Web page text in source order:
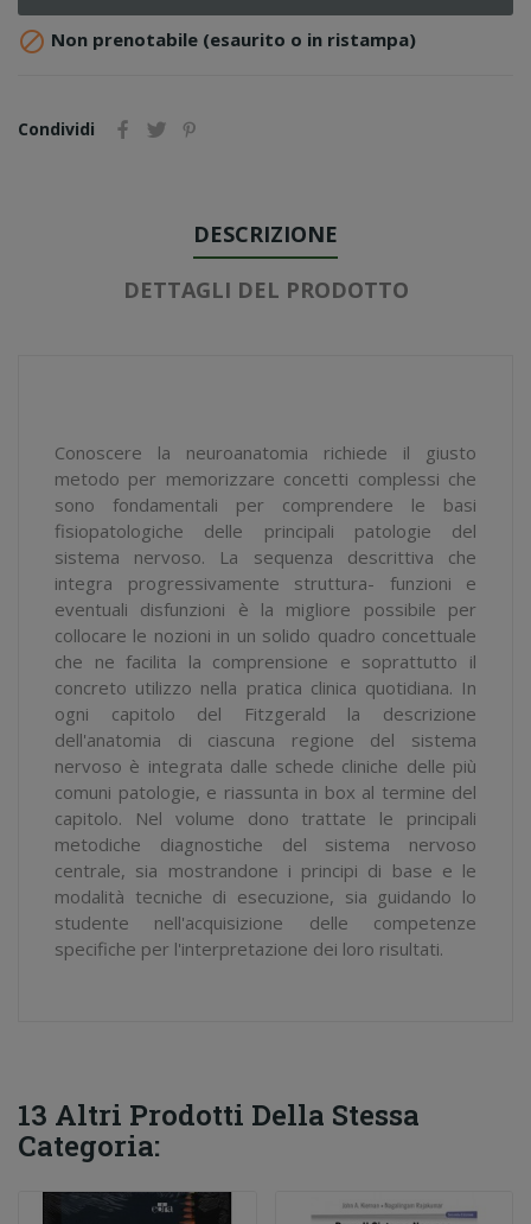
 Non prenotabile (esaurito o in ristampa)
Condividi
DESCRIZIONE
DETTAGLI DEL PRODOTTO
Conoscere la neuroanatomia richiede il giusto
metodo per memorizzare concetti complessi che
sono fondamentali per comprendere le basi
fisiopatologiche delle principali patologie del
sistema nervoso. La sequenza descrittiva che
integra progressivamente struttura- funzioni e
eventuali disfunzioni è la migliore possibile per
collocare le nozioni in un solido quadro concettuale
che ne facilita la comprensione e soprattutto il
concreto utilizzo nella pratica clinica quotidiana. In
ogni capitolo del Fitzgerald la descrizione
dell'anatomia di ciascuna regione del sistema
nervoso è integrata dalle schede cliniche delle più
comuni patologie, e riassunta in box al termine del
capitolo. Nel volume dono trattate le principali
metodiche diagnostiche del sistema nervoso
centrale, sia mostrandone i principi di base e le
modalità tecniche di esecuzione, sia guidando lo
studente nell'acquisizione delle competenze
specifiche per l'interpretazione dei loro risultati.
13 Altri Prodotti Della Stessa
Categoria: